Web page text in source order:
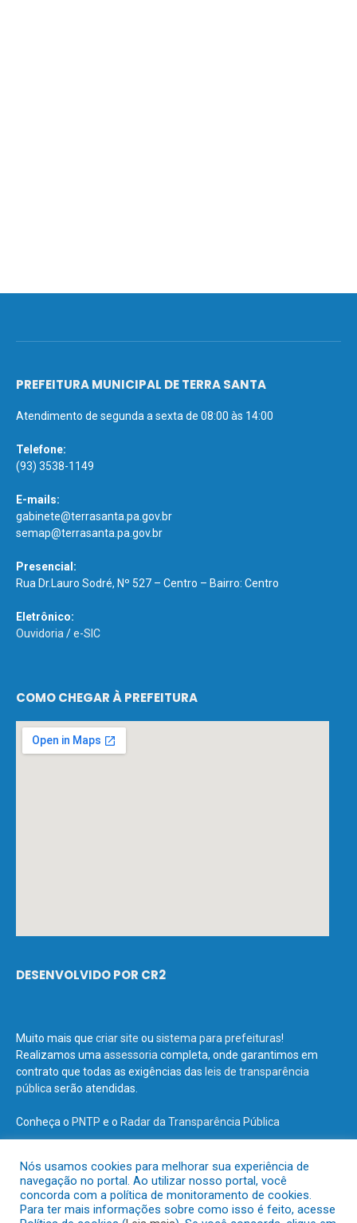
PREFEITURA MUNICIPAL DE TERRA SANTA
Atendimento de segunda a sexta de 08:00 às 14:00
Telefone:
(93) 3538-1149
E-mails:
gabinete@terrasanta.pa.gov.br
semap@terrasanta.pa.gov.br
Presencial:
Rua Dr.Lauro Sodré, Nº 527 – Centro – Bairro: Centro
Eletrônico:
Ouvidoria /e-SIC
COMO CHEGAR À PREFEITURA
DESENVOLVIDO POR CR2
Muito mais que criar site ou sistema para prefeituras!
Realizamos uma assessoria completa, onde garantimos em
contrato que todas as exigências das leis de transparência
pública serão atendidas.
Conheça o PNTP e o Radar da Transparência Pública
Todos os direitos reservados a Prefeitura Municipal de Terra Santa.
Nós usamos cookies para melhorar sua experiência de
navegação no portal. Ao utilizar nosso portal, você
concorda com a política de monitoramento de cookies.
Para ter mais informações sobre como isso é feito, acesse